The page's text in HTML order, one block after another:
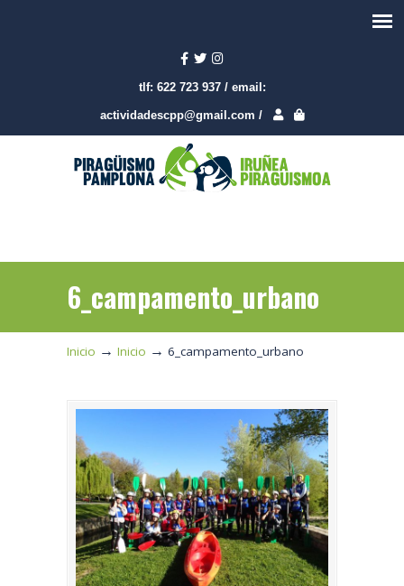
tlf: 622 723 937 / email:
actividadescpp@gmail.com /
6_campamento_urbano
Inicio → Inicio → 6_campamento_urbano